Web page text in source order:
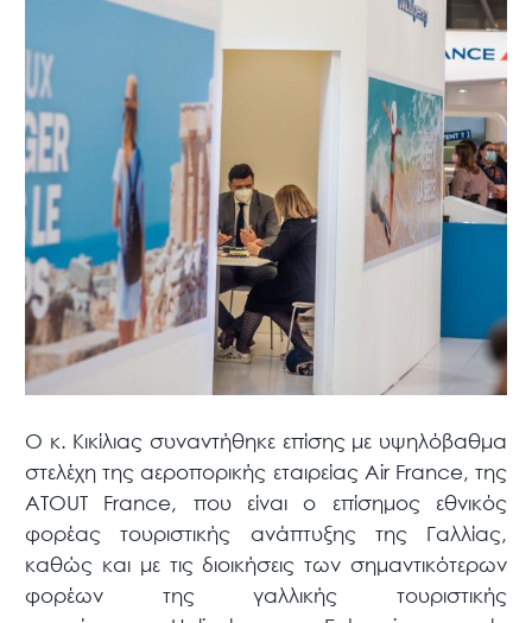
Ο κ. Κικίλιας συναντήθηκε επίσης με υψηλόβαθμα
στελέχη της αεροπορικής εταιρείας Air France, της
ATOUT France, που είναι ο επίσημος εθνικός
φορέας τουριστικής ανάπτυξης της Γαλλίας,
καθώς και με τις διοικήσεις των σημαντικότερων
φορέων της γαλλικής τουριστικής